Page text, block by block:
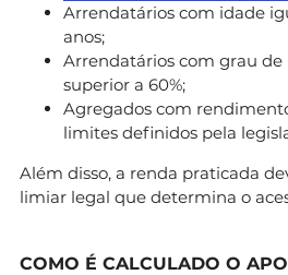
Arrendatários com idade
anos;
Arrendatários com grau
superior a 60%;
Agregados com
limites definidos pela
Além disso, a renda praticada
limiar legal que determina o
COMO É CALCULADO O